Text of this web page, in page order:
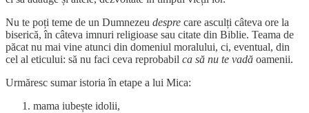
Nu te poți teme de un Dumnezeu despre care asculți câteva ore la
biserică, în câteva imnuri religioase sau citate din Biblie. Teama de
păcat nu mai vine atunci din domeniul moralului, ci, eventual, din
cel al eticului: să nu faci ceva reprobabil ca să nu te vadă oamenii.
Urmăresc sumar istoria în etape a lui Mica:
mama iubește idolii,